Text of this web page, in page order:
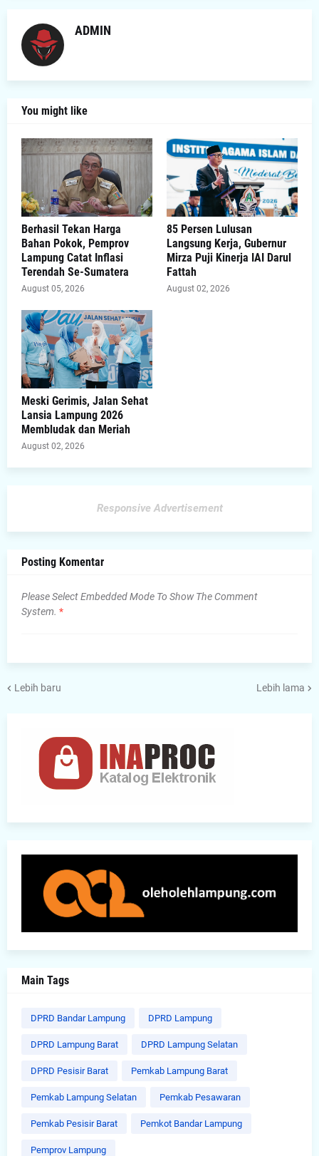
ADMIN
You might like
Berhasil Tekan Harga
Bahan Pokok, Pemprov
Lampung Catat Inflasi
Terendah Se-Sumatera
August 05, 2026
85 Persen Lulusan
Langsung Kerja, Gubernur
Mirza Puji Kinerja IAI Darul
Fattah
August 02, 2026
Meski Gerimis, Jalan Sehat
Lansia Lampung 2026
Membludak dan Meriah
August 02, 2026
Responsive Advertisement
Posting Komentar
Please Select Embedded Mode To Show The Comment
System. *
Lebih baru Lebih lama
Main Tags
DPRD Bandar Lampung DPRD Lampung
DPRD Lampung Barat DPRD Lampung Selatan
DPRD Pesisir Barat Pemkab Lampung Barat
Pemkab Lampung Selatan Pemkab Pesawaran
Pemkab Pesisir Barat Pemkot Bandar Lampung
Pemprov Lampung